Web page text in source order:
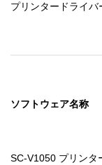
プリンタードライバ
ソフトウェア名称
SC-V1050 プリンタ